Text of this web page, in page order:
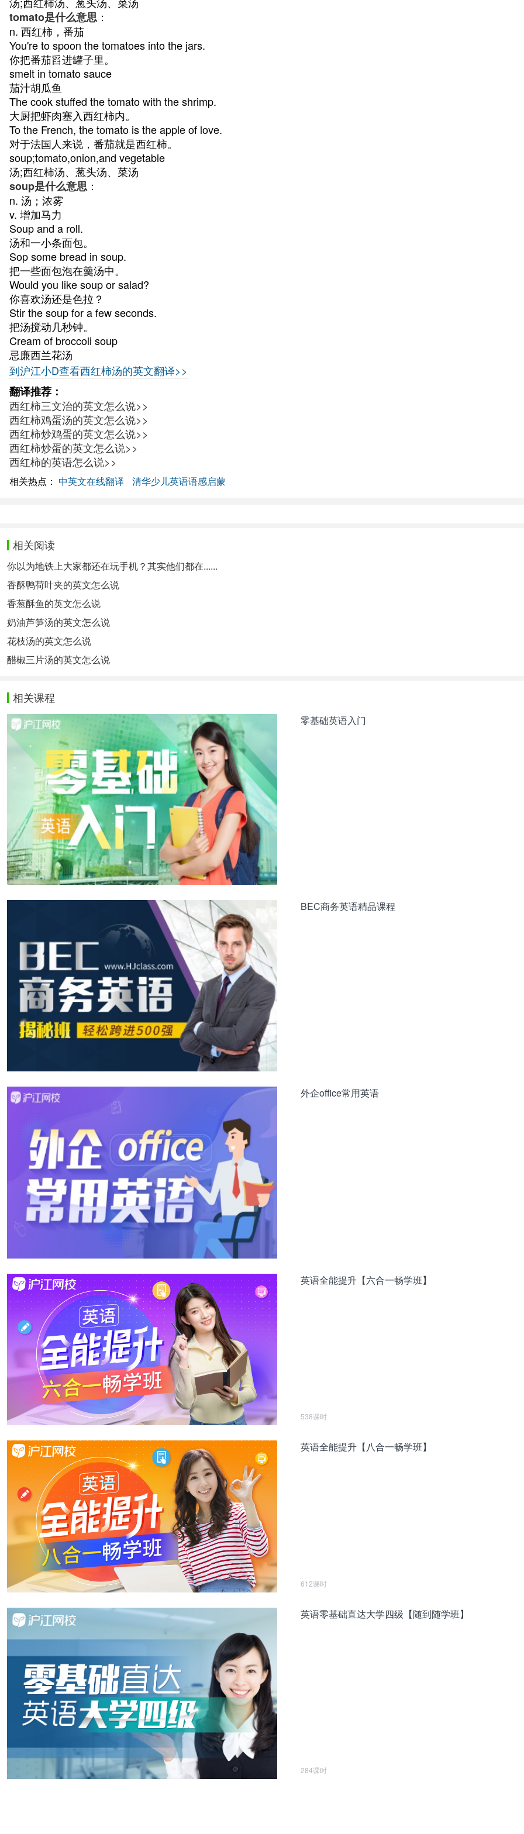
tomato是什么意思 ：
n. 西红柿，番茄
You're to spoon the tomatoes into the jars.
你把番茄舀进罐子里。
smelt in tomato sauce
茄汁胡瓜鱼
The cook stuffed the tomato with the shrimp.
大厨把虾肉塞入西红柿内。
To the French, the tomato is the apple of love.
对于法国人来说，番茄就是西红柿。
soup;tomato,onion,and vegetable
汤;西红柿汤、葱头汤、菜汤
soup是什么意思 ：
n. 汤；浓雾
v. 增加马力
Soup and a roll.
汤和一小条面包。
Sop some bread in soup.
把一些面包泡在羹汤中。
Would you like soup or salad?
你喜欢汤还是色拉？
Stir the soup for a few seconds.
把汤搅动几秒钟。
Cream of broccoli soup
忌廉西兰花汤
到沪江小D查看西红柿汤的英文翻译>>
翻译推荐：
西红柿三文治的英文怎么说>>
西红柿鸡蛋汤的英文怎么说>>
西红柿炒鸡蛋的英文怎么说>>
西红柿炒蛋的英文怎么说>>
西红柿的英语怎么说>>
相关热点： 中英文在线翻译 清华少儿英语语感启蒙
相关阅读
你以为地铁上大家都还在玩手机？其实他们都在......
香酥鸭荷叶夹的英文怎么说
香葱酥鱼的英文怎么说
奶油芦笋汤的英文怎么说
花枝汤的英文怎么说
醋椒三片汤的英文怎么说
相关课程
零基础英语入门
BEC商务英语精品课程
外企office常用英语
英语全能提升【六合一畅学班】
538课时
英语全能提升【八合一畅学班】
612课时
英语零基础直达大学四级【随到随学班】
284课时